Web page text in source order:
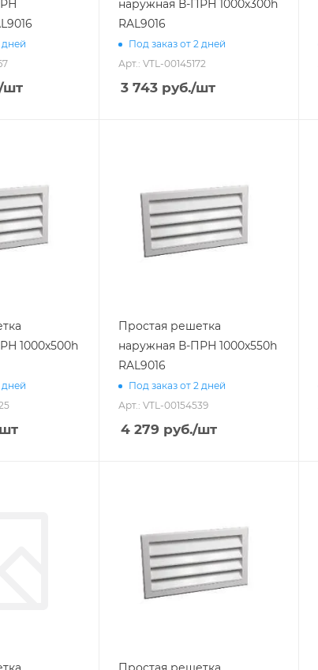
дней
шт
наружная В-ПРН 1000х300h
RAL9016
Под заказ от 2 дней
Арт.: VTL-00145172
3 743 руб./шт
1000х500h
дней
Простая решетка
наружная В-ПРН 1000х550h
RAL9016
Под заказ от 2 дней
Арт.: VTL-00154539
4 279 руб./шт